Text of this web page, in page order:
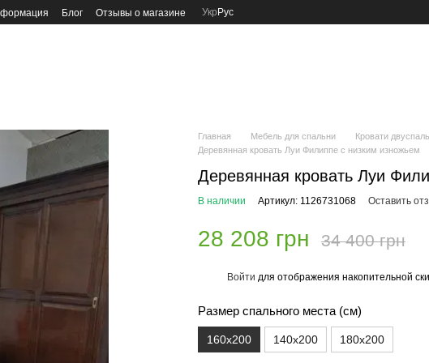
Блог Отзывы о магазине Укр Рус
Главная Мебель для спальни Кровати
Деревянная кровать Луи Филиппе с низким изножьем
Деревянная кровать Луи
В наличии Артикул: 1126731068 Оставить
28 208 грн 34 400 грн
Войти для отображения накопительной
Размер спального места (см)
160х200 140х200 180х200